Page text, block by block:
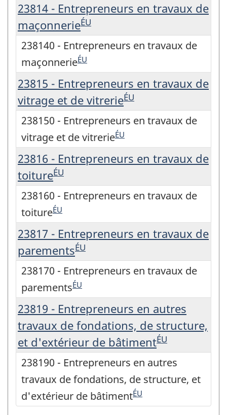
23814 - Entrepreneurs en travaux de
maçonnerieÉU
238140 - Entrepreneurs en travaux de
maçonnerieÉU
23815 - Entrepreneurs en travaux de
vitrage et de vitrerieÉU
238150 - Entrepreneurs en travaux de
vitrage et de vitrerieÉU
23816 - Entrepreneurs en travaux de
toitureÉU
238160 - Entrepreneurs en travaux de
toitureÉU
23817 - Entrepreneurs en travaux de
parementsÉU
238170 - Entrepreneurs en travaux de
parementsÉU
23819 - Entrepreneurs en autres
travaux de fondations, de structure,
et d'extérieur de bâtimentÉU
238190 - Entrepreneurs en autres
travaux de fondations, de structure, et
d'extérieur de bâtimentÉU